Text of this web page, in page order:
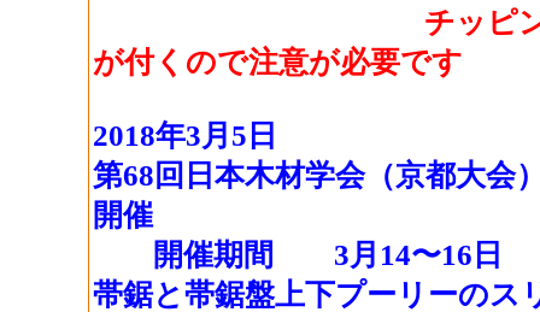
チッピング
が付くので注意が必要です
2018年3月5日
第68回日本木材学会（京都大会
開催
開催期間 3月14〜16日
帯鋸と帯鋸盤上下プーリーのス